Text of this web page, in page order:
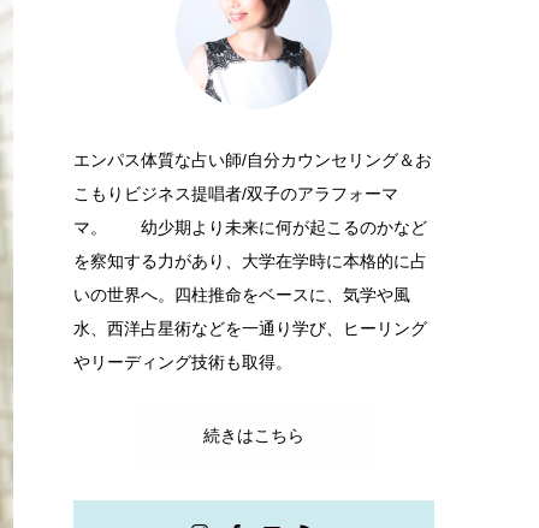
エンパス体質な占い師/自分カウンセリング＆お
こもりビジネス提唱者/双子のアラフォーマ
マ。 幼少期より未来に何が起こるのかなど
を察知する力があり、大学在学時に本格的に占
いの世界へ。四柱推命をベースに、気学や風
水、西洋占星術などを一通り学び、ヒーリング
やリーディング技術も取得。
続きはこちら